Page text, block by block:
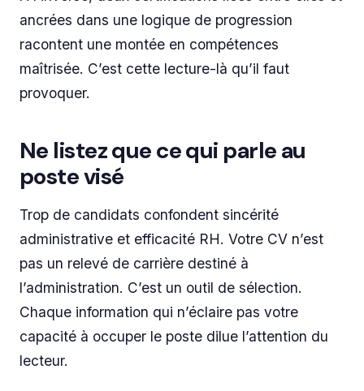
ancrées dans une logique de progression
racontent une montée en compétences
maîtrisée. C’est cette lecture-là qu’il faut
provoquer.
Ne listez que ce qui parle au
poste visé
Trop de candidats confondent sincérité
administrative et efficacité RH. Votre CV n’est
pas un relevé de carrière destiné à
l’administration. C’est un outil de sélection.
Chaque information qui n’éclaire pas votre
capacité à occuper le poste dilue l’attention du
lecteur.